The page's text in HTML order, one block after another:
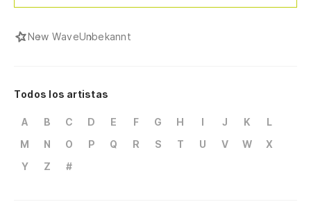
New WaveUnbekannt
Todos los artistas
A B C D E F G H I J K
L
M
N O P Q R S T U V W
X
Y
Z #